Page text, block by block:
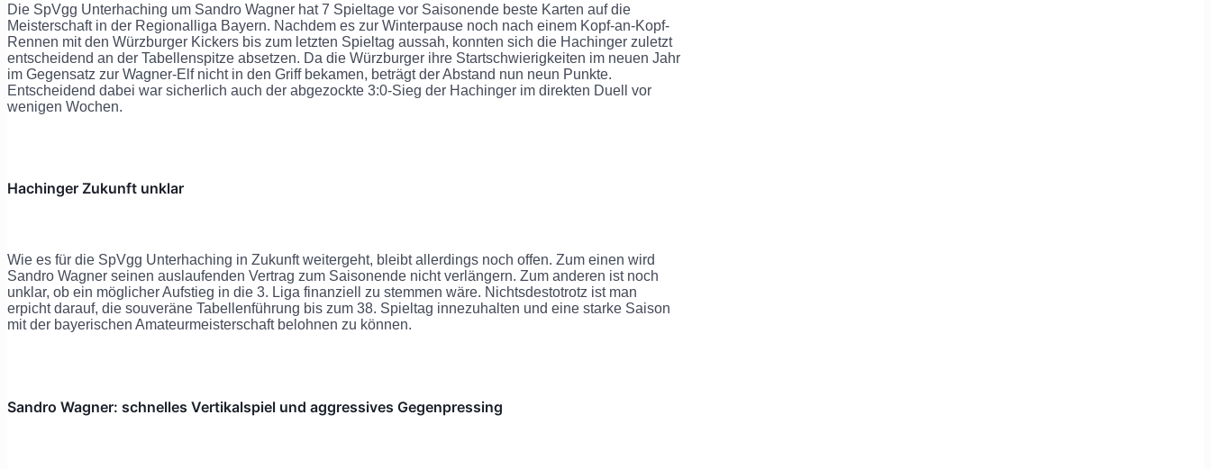
Die SpVgg Unterhaching um Sandro Wagner hat 7 Spieltage vor Saisonende beste Karten auf die
Meisterschaft in der Regionalliga Bayern. Nachdem es zur Winterpause noch nach einem Kopf-an-Kopf-
Rennen mit den Würzburger Kickers bis zum letzten Spieltag aussah, konnten sich die Hachinger zuletzt
entscheidend an der Tabellenspitze absetzen. Da die Würzburger ihre Startschwierigkeiten im neuen Jahr
im Gegensatz zur Wagner-Elf nicht in den Griff bekamen, beträgt der Abstand nun neun Punkte.
Entscheidend dabei war sicherlich auch der abgezockte 3:0-Sieg der Hachinger im direkten Duell vor
wenigen Wochen.
Hachinger Zukunft unklar
Wie es für die SpVgg Unterhaching in Zukunft weitergeht, bleibt allerdings noch offen. Zum einen wird
Sandro Wagner seinen auslaufenden Vertrag zum Saisonende nicht verlängern. Zum anderen ist noch
unklar, ob ein möglicher Aufstieg in die 3. Liga finanziell zu stemmen wäre. Nichtsdestotrotz ist man
erpicht darauf, die souveräne Tabellenführung bis zum 38. Spieltag innezuhalten und eine starke Saison
mit der bayerischen Amateurmeisterschaft belohnen zu können.
Sandro Wagner: schnelles Vertikalspiel und aggressives Gegenpressing